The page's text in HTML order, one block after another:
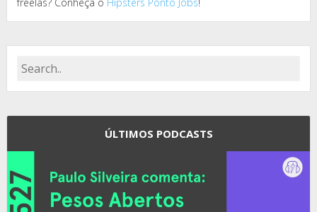
freelas? Conheça o Hipsters Ponto Jobs!
ÚLTIMOS PODCASTS